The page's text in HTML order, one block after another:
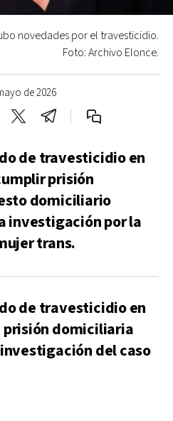
de 2026
novedades por el travesticidio.
Foto: Archivo Elonce.
de travesticidio en
prisión
domiciliario
investigación por la
trans.
de travesticidio en
prisión domiciliaria
del caso